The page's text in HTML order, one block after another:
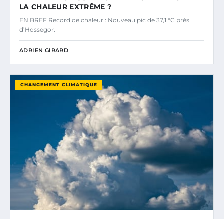
LA CHALEUR EXTRÊME ?
EN BREF Record de chaleur : Nouveau pic de 37,1 °C près
d’Hossegor.
ADRIEN GIRARD
CHANGEMENT CLIMATIQUE